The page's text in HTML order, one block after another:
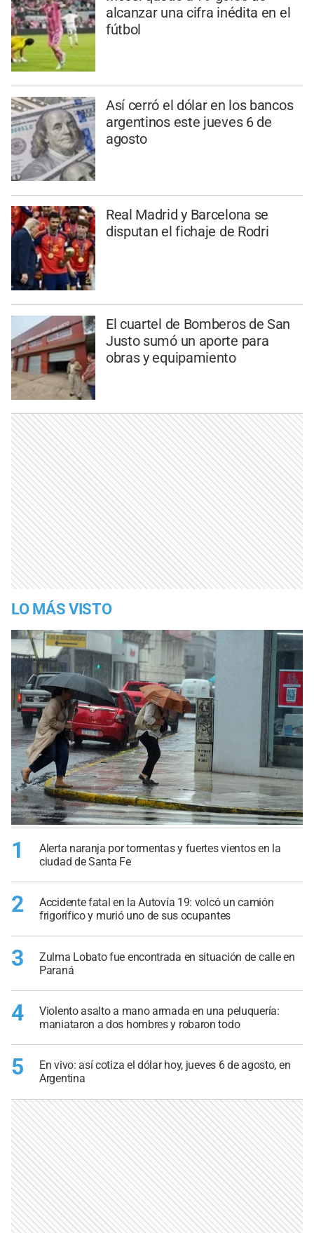
alcanzar una cifra inédita en el
fútbol
Así cerró el dólar en los bancos
argentinos este jueves 6 de
agosto
Real Madrid y Barcelona se
disputan el fichaje de Rodri
El cuartel de Bomberos de San
Justo sumó un aporte para
obras y equipamiento
LO MÁS VISTO
1
Alerta naranja por tormentas y fuertes vientos en la
ciudad de Santa Fe
2
Accidente fatal en la Autovía 19: volcó un camión
frigorífico y murió uno de sus ocupantes
3
Zulma Lobato fue encontrada en situación de calle en
Paraná
4
Violento asalto a mano armada en una peluquería:
maniataron a dos hombres y robaron todo
5
En vivo: así cotiza el dólar hoy, jueves 6 de agosto, en
Argentina